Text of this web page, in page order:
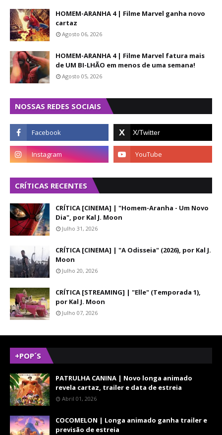
HOMEM-ARANHA 4 | Filme Marvel ganha novo
cartaz
Agosto 06, 2026
HOMEM-ARANHA 4 | Filme Marvel fatura mais
de UM BI-LHÃO em menos de uma semana!
Agosto 05, 2026
NOSSAS REDES SOCIAIS
CRÍTICAS RECENTES
CRÍTICA [CINEMA] | "Homem-Aranha - Um Novo
Dia", por Kal J. Moon
Julho 31, 2026
CRÍTICA [CINEMA] | "A Odisseia" (2026), por Kal J.
Moon
Julho 20, 2026
CRÍTICA [STREAMING] | "Elle" (Temporada 1),
por Kal J. Moon
Julho 07, 2026
+POP´S
PATRULHA CANINA | Novo longa animado
revela cartaz, trailer e data de estreia
Abril 01, 2026
COCOMELON | Longa animado ganha trailer e
previsão de estreia